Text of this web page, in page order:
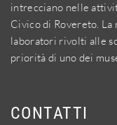
intrecciano nelle
Civico di Rovereto.
laboratori rivolti alle
priorità di uno dei
CONTATTI